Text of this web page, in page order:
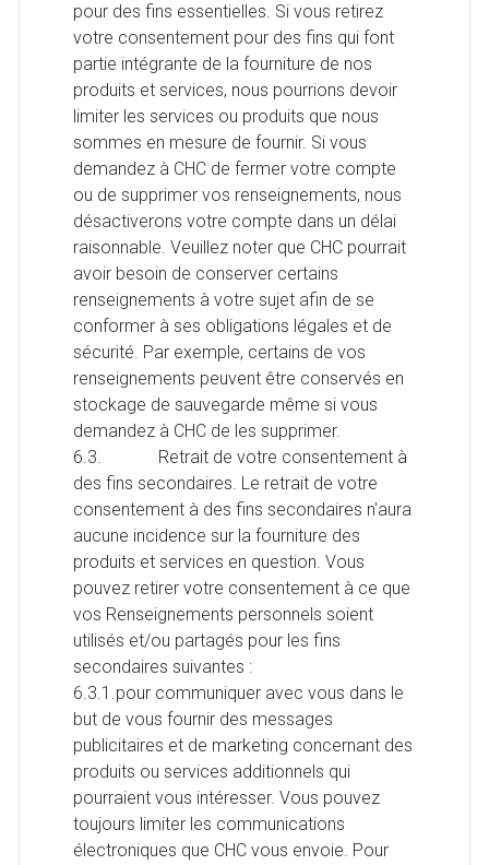
pour des fins essentielles. Si vous retirez
votre consentement pour des fins qui font
partie intégrante de la fourniture de nos
produits et services, nous pourrions devoir
limiter les services ou produits que nous
sommes en mesure de fournir. Si vous
demandez à CHC de fermer votre compte
ou de supprimer vos renseignements, nous
désactiverons votre compte dans un délai
raisonnable. Veuillez noter que CHC pourrait
avoir besoin de conserver certains
renseignements à votre sujet afin de se
conformer à ses obligations légales et de
sécurité. Par exemple, certains de vos
renseignements peuvent être conservés en
stockage de sauvegarde même si vous
demandez à CHC de les supprimer.
6.3. Retrait de votre consentement à
des fins secondaires. Le retrait de votre
consentement à des fins secondaires n'aura
aucune incidence sur la fourniture des
produits et services en question. Vous
pouvez retirer votre consentement à ce que
vos Renseignements personnels soient
utilisés et/ou partagés pour les fins
secondaires suivantes :
6.3.1.pour communiquer avec vous dans le
but de vous fournir des messages
publicitaires et de marketing concernant des
produits ou services additionnels qui
pourraient vous intéresser. Vous pouvez
toujours limiter les communications
électroniques que CHC vous envoie. Pour